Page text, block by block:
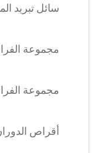
سائل تبريد
مجموعة
مجموعة
أقراص